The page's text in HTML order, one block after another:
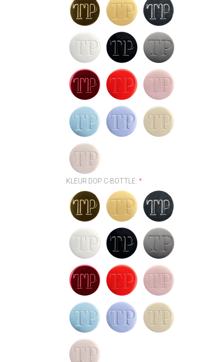
KLEUR DOP C-BOTTLE:*